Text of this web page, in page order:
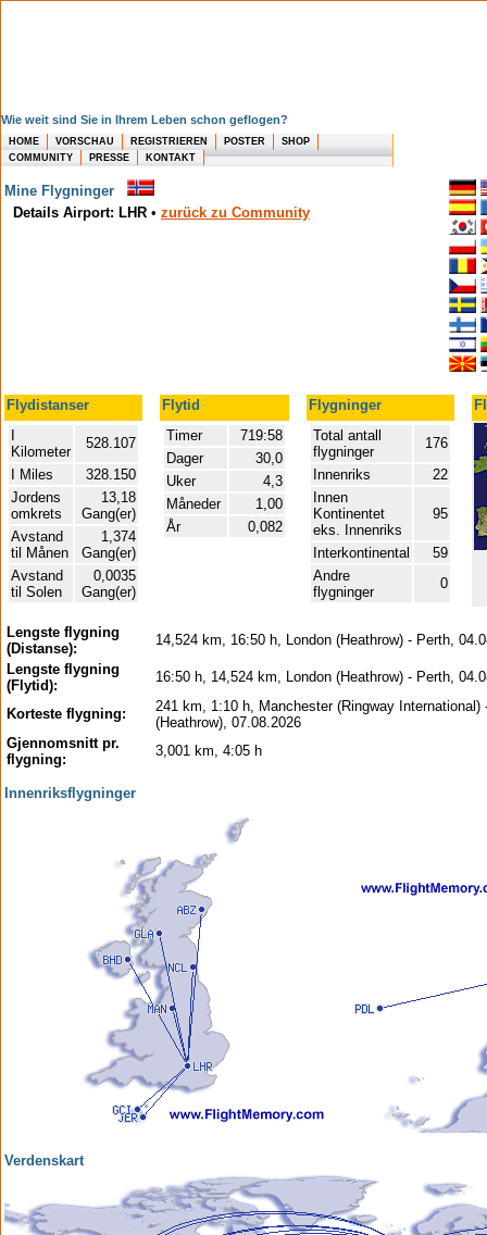
Wie weit sind Sie in Ihrem Leben schon geflogen?
HOME VORSCHAU REGISTRIEREN POSTER
SHOP
COMMUNITY
PRESSE KONTAKT
Mine Flygninger
Details Airport: LHR • zurück zu Community
Flydistanser Flytid Flygninger
Kilometer
528.107
I Miles
328.150
Jordens
omkrets
13,18
Gang(er)
Avstand
til Månen
1,374
Gang(er)
Avstand
til Solen
0,0035
Gang(er)
Timer
719:58
Dager
30,0
Uker
4,3
Måneder
1,00
År
0,082
Total antall
flygninger
176
Innenriks
22
Innen
Kontinentet
eks. Innenriks
95
Interkontinental
59
Andre
flygninger
0
Lengste flygning
(Distanse):
14,524 km, 16:50 h, London (Heathrow) - Perth,
Lengste flygning
(Flytid):
16:50 h, 14,524 km, London (Heathrow) - Perth,
Korteste flygning:
241 km, 1:10 h, Manchester (Ringway International)
(Heathrow), 07.08.2026
Gjennomsnitt pr.
flygning:
3,001 km, 4:05 h
Innenriksflygninger
Verdenskart